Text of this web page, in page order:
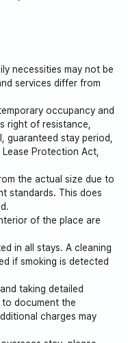
合、チェックアウト時
づき、追加料金が発
necessities may not be
services differ from
occupancy and
right of resistance,
guaranteed stay period,
Protection Act,
the actual size due to
standards. This does
of the place are
in all stays. A cleaning
if smoking is detected
taking detailed
document the
charges may